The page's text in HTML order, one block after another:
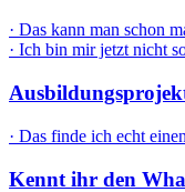
· Das kann man schon
· Ich bin mir jetzt nicht
· Das finde ich echt einen
Kennt ihr den